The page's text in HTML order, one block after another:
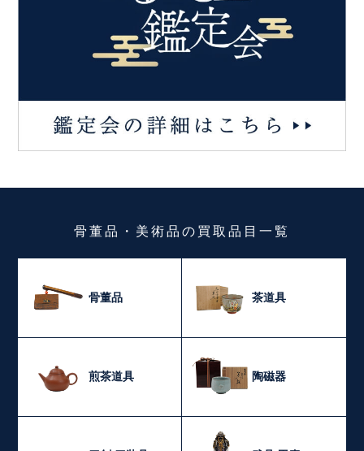
骨董品・美術品の買取品目一覧
骨董品 茶道具
煎茶道具 陶磁器